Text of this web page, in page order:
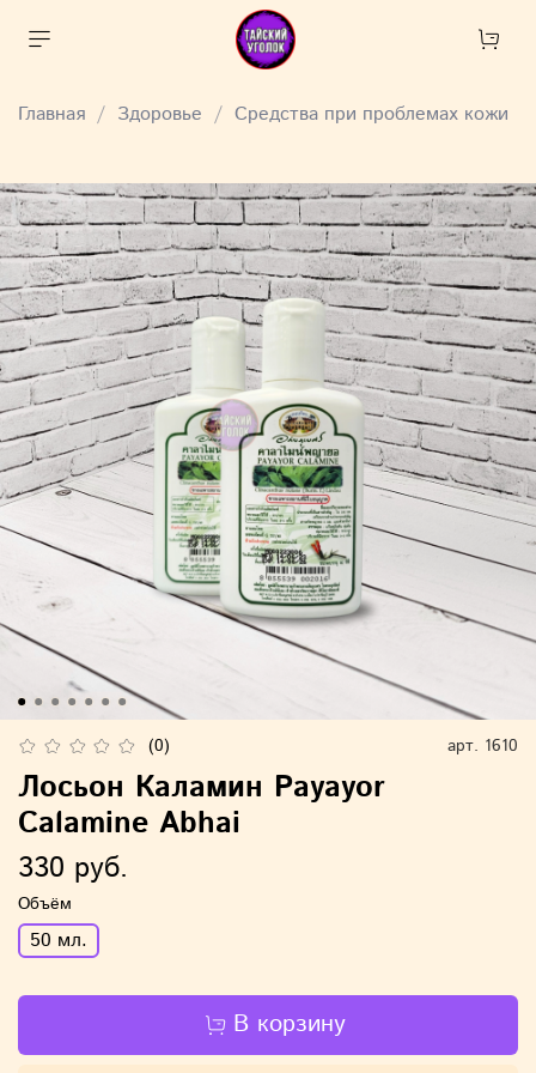
Главная Здоровье Средства при проблемах кожи
(0) арт. 1610
Лосьон Каламин Payayor
Calamine Abhai
330 руб.
Объём
50 мл.
В корзину